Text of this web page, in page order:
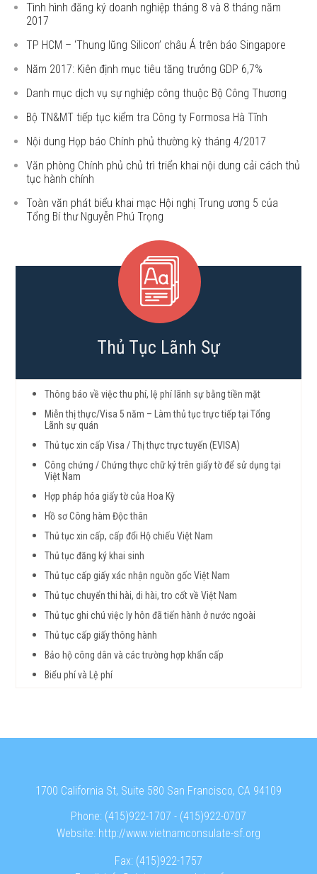
Tình hình đăng ký doanh nghiệp tháng 8 và 8 tháng năm
2017
TP HCM – ‘Thung lũng Silicon’ châu Á trên báo Singapore
Năm 2017: Kiên định mục tiêu tăng trưởng GDP 6,7%
Danh mục dịch vụ sự nghiệp công thuộc Bộ Công Thương
Bộ TN&MT tiếp tục kiểm tra Công ty Formosa Hà Tĩnh
Nội dung Họp báo Chính phủ thường kỳ tháng 4/2017
Văn phòng Chính phủ chủ trì triển khai nội dung cải cách thủ
tục hành chính
Toàn văn phát biểu khai mạc Hội nghị Trung ương 5 của
Tổng Bí thư Nguyễn Phú Trọng
Thủ Tục Lãnh Sự
Thông báo về việc thu phí, lệ phí lãnh sự bằng tiền mặt
Miễn thị thực/Visa 5 năm – Làm thủ tục trực tiếp tại Tổng
Lãnh sự quán
Thủ tục xin cấp Visa / Thị thực trực tuyến (EVISA)
Công chứng / Chứng thực chữ ký trên giấy tờ để sử dụng tại
Việt Nam
Hợp pháp hóa giấy tờ của Hoa Kỳ
Hồ sơ Công hàm Độc thân
Thủ tục xin cấp, cấp đổi Hộ chiếu Việt Nam
Thủ tục đăng ký khai sinh
Thủ tục cấp giấy xác nhận nguồn gốc Việt Nam
Thủ tục chuyển thi hài, di hài, tro cốt về Việt Nam
Thủ tục ghi chú việc ly hôn đã tiến hành ở nước ngoài
Thủ tục cấp giấy thông hành
Bảo hộ công dân và các trường hợp khẩn cấp
Biểu phí và Lệ phí
1700 California St, Suite 580 San Francisco, CA 94109
Phone: (415)922-1707 - (415)922-0707
Website: http://www.vietnamconsulate-sf.org
Fax: (415)922-1757